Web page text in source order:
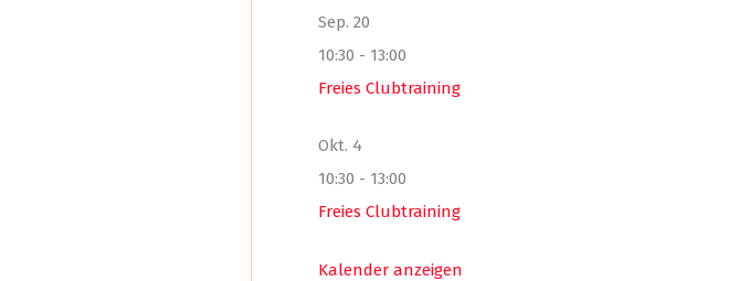
Sep. 20
10:30 - 13:00
Freies Clubtraining
Okt. 4
10:30 - 13:00
Freies Clubtraining
Kalender anzeigen